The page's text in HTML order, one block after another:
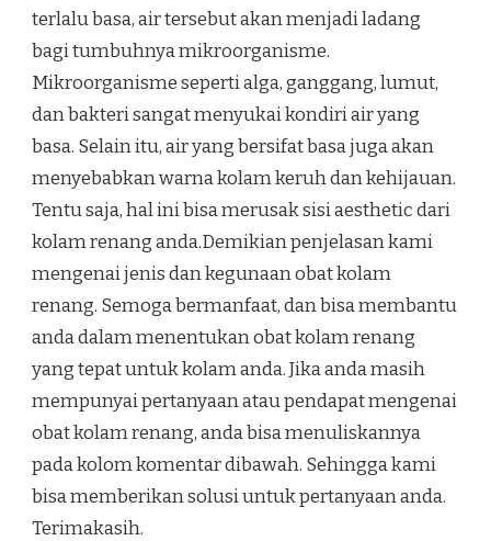
terlalu basa, air tersebut akan menjadi ladang
bagi tumbuhnya mikroorganisme.
Mikroorganisme seperti alga, ganggang, lumut,
dan bakteri sangat menyukai kondiri air yang
basa. Selain itu, air yang bersifat basa juga akan
menyebabkan warna kolam keruh dan kehijauan.
Tentu saja, hal ini bisa merusak sisi aesthetic dari
kolam renang anda.Demikian penjelasan kami
mengenai jenis dan kegunaan obat kolam
renang. Semoga bermanfaat, dan bisa membantu
anda dalam menentukan obat kolam renang
yang tepat untuk kolam anda. Jika anda masih
mempunyai pertanyaan atau pendapat mengenai
obat kolam renang, anda bisa menuliskannya
pada kolom komentar dibawah. Sehingga kami
bisa memberikan solusi untuk pertanyaan anda.
Terimakasih.